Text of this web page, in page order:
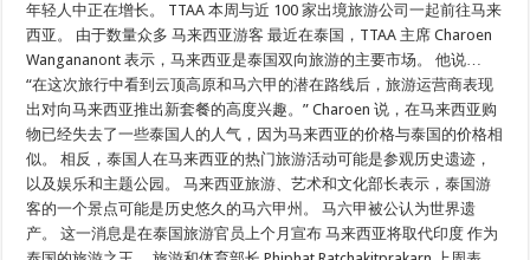
年轻人中正在增长。 TTAA 本周与近 100 家出境旅游公司一起前往马来
西亚。 由于数量众多 马来西亚游客 最近在泰国，TTAA 主席 Charoen
Wangananont 表示，马来西亚是泰国双向旅游的主要市场。 他说…
“在这次旅行中看到云顶高原和马六甲的潜在路线后，旅游运营商表现
出对向马来西亚推出新套餐的高度兴趣。” Charoen 说，在马来西亚购
物已经失去了一些泰国人的人气，因为马来西亚的价格与泰国的价格相
似。 相反，泰国人在马来西亚的热门旅游活动可能是参观历史遗迹，
以及娱乐和主题公园。 马来西亚旅游、艺术和文化部长表示，泰国游
客的一个景点可能是历史悠久的马六甲州。 马六甲被公认为世界遗
产。 这一消息是在泰国旅游官员上个月宣布 马来西亚将取代印度 作为